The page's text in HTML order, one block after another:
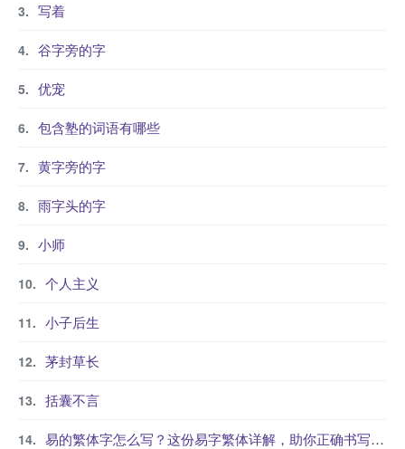
写着
谷字旁的字
优宠
包含塾的词语有哪些
黄字旁的字
雨字头的字
小师
个人主义
小子后生
茅封草长
括囊不言
易的繁体字怎么写？这份易字繁体详解，助你正确书写汉字_汉字繁体学习